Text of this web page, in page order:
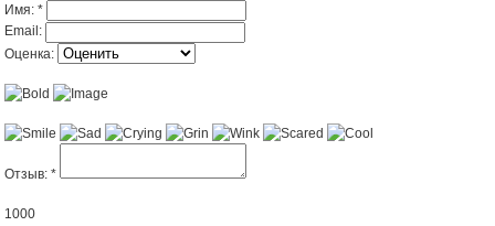
Имя:*
Email:
Оценка:
Отзыв:*
1000